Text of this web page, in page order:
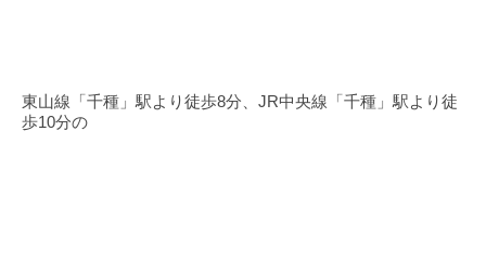
東山線「千種」駅より徒歩8分、JR中央線「千種」駅より徒
歩10分の